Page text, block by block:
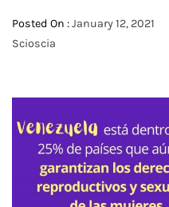
Posted On :January 12, 2021
Scioscia